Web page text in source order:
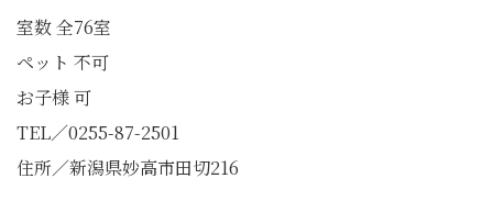
室数 全76室
ペット 不可
お子様 可
TEL／0255-87-2501
住所／新潟県妙高市田切216